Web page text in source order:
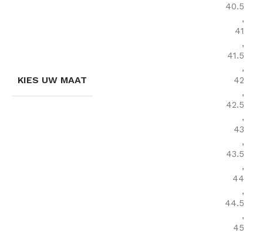
KIES UW MAAT
40.5
,
41
,
41.5
,
42
,
42.5
,
43
,
43.5
,
44
,
44.5
,
45